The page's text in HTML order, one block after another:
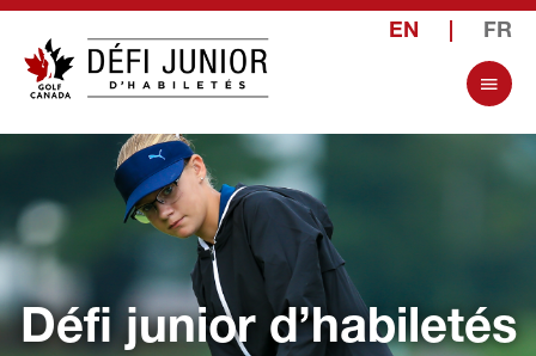
EN FR
Défi junior d’habiletés